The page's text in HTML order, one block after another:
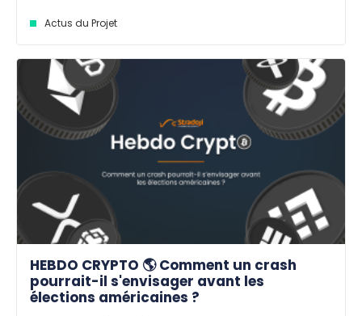
Actus du Projet
HEBDO CRYPTO 🌎 Comment un crash
pourrait-il s'envisager avant les
élections américaines ?